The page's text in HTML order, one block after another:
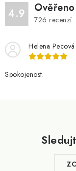
4.9 726 recenzí.
Helena Pecová
Spokojenost.